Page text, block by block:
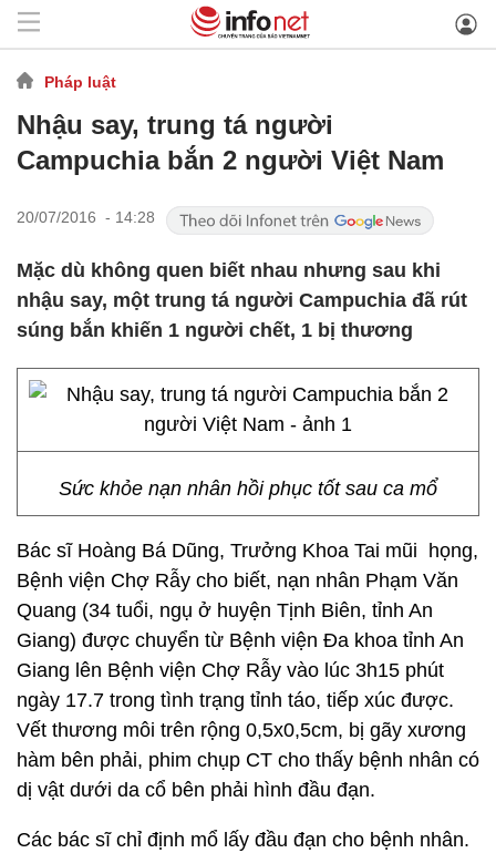
Pháp luật
Nhậu say, trung tá người
Campuchia bắn 2 người Việt Nam
20/07/2016 - 14:28
Mặc dù không quen biết nhau nhưng sau khi
nhậu say, một trung tá người Campuchia đã rút
súng bắn khiến 1 người chết, 1 bị thương
Sức khỏe nạn nhân hồi phục tốt sau ca mổ
Bác sĩ Hoàng Bá Dũng, Trưởng Khoa Tai mũi họng,
Bệnh viện Chợ Rẫy cho biết, nạn nhân Phạm Văn
Quang (34 tuổi, ngụ ở huyện Tịnh Biên, tỉnh An
Giang) được chuyển từ Bệnh viện Đa khoa tỉnh An
Giang lên Bệnh viện Chợ Rẫy vào lúc 3h15 phút
ngày 17.7 trong tình trạng tỉnh táo, tiếp xúc được.
Vết thương môi trên rộng 0,5x0,5cm, bị gãy xương
hàm bên phải, phim chụp CT cho thấy bệnh nhân có
dị vật dưới da cổ bên phải hình đầu đạn.
Các bác sĩ chỉ định mổ lấy đầu đạn cho bệnh nhân.